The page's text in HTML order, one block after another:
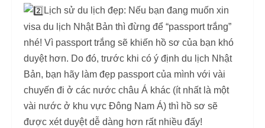
Lịch sử du lịch đẹp: Nếu bạn đang muốn xin
visa du lịch Nhật Bản thì đừng để “passport trắng”
nhé! Vì passport trắng sẽ khiến hồ sơ của bạn khó
duyệt hơn. Do đó, trước khi có ý định du lịch Nhật
Bản, bạn hãy làm đẹp passport của mình với vài
chuyến đi ở các nước châu Á khác (ít nhất là một
vài nước ở khu vực Đông Nam Á) thì hồ sơ sẽ
được xét duyệt dễ dàng hơn rất nhiều đấy!